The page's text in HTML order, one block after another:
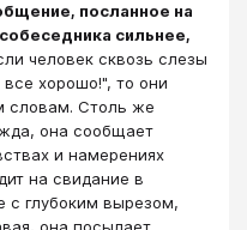
посланное на
сильнее,
человек сквозь слезы
хорошо!", то они
словам. Столь же
она сообщает
и намерениях
на свидание в
с глубоким вырезом,